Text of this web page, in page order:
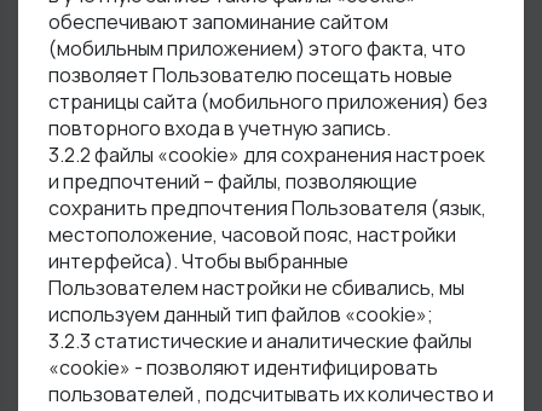
обеспечивают запоминание сайтом
(мобильным приложением) этого факта, что
позволяет Пользователю посещать новые
страницы сайта (мобильного приложения) без
повторного входа в учетную запись.
3.2.2 файлы «cookie» для сохранения настроек
и предпочтений – файлы, позволяющие
сохранить предпочтения Пользователя (язык,
местоположение, часовой пояс, настройки
интерфейса). Чтобы выбранные
Пользователем настройки не сбивались, мы
используем данный тип файлов «cookie»;
3.2.3 статистические и аналитические файлы
«cookie» - позволяют идентифицировать
пользователей , подсчитывать их количество и